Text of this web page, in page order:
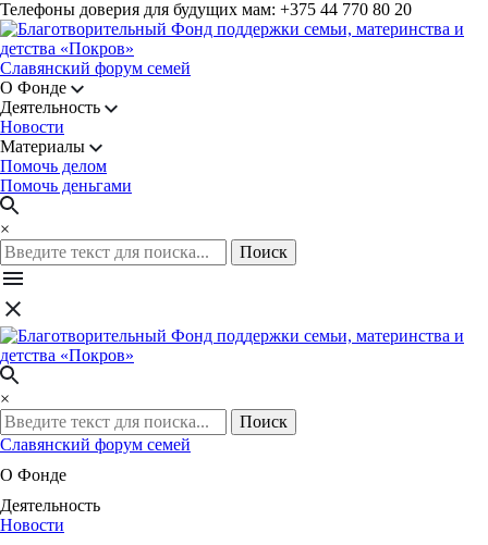
Телефоны доверия для будущих мам: +375 44 770 80 20
Славянский форум семей
О Фонде
Деятельность
Новости
Материалы
Помочь делом
Помочь деньгами
×
Поиск
×
Поиск
Славянский форум семей
О Фонде
Деятельность
Новости